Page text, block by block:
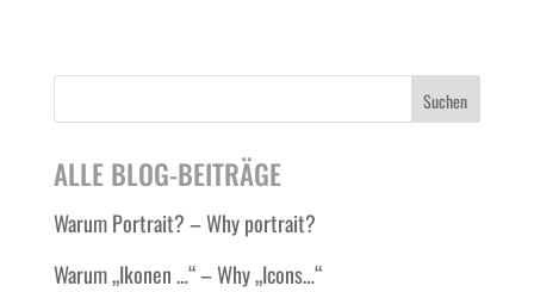
Suchen
ALLE BLOG-BEITRÄGE
Warum Portrait? – Why portrait?
Warum „Ikonen …“ – Why „Icons…“